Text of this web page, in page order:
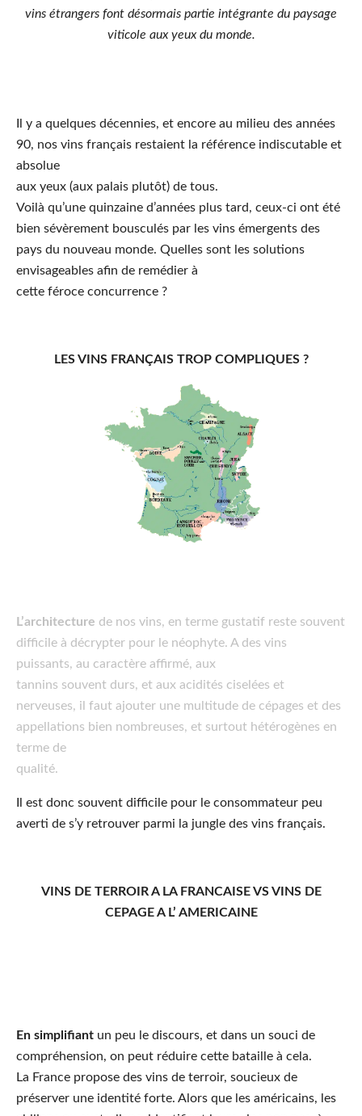
vins étrangers font désormais partie intégrante du paysage
viticole aux yeux du monde.
Il y a quelques décennies, et encore au milieu des années
90, nos vins français restaient la référence indiscutable et
absolue
aux yeux (aux palais plutôt) de tous.
Voilà qu’une quinzaine d’années plus tard, ceux-ci ont été
bien sévèrement bousculés par les vins émergents des
pays du nouveau monde. Quelles sont les solutions
envisageables afin de remédier à
cette féroce concurrence ?
LES VINS FRANÇAIS TROP COMPLIQUES ?
L’architecture de nos vins, en terme gustatif reste souvent
difficile à décrypter pour le néophyte. A des vins
puissants, au caractère affirmé, aux
tannins souvent durs, et aux acidités ciselées et
nerveuses, il faut ajouter une multitude de cépages et des
appellations bien nombreuses, et surtout hétérogènes en
terme de
qualité.
Il est donc souvent difficile pour le consommateur peu
averti de s’y retrouver parmi la jungle des vins français.
VINS DE TERROIR A LA FRANCAISE VS VINS DE
CEPAGE A L’ AMERICAINE
En simplifiant un peu le discours, et dans un souci de
compréhension, on peut réduire cette bataille à cela.
La France propose des vins de terroir, soucieux de
préserver une identité forte. Alors que les américains, les